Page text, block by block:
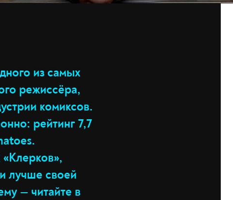
из самых
режиссёра,
комиксов.
рейтинг 7,7
лучше своей
— читайте в